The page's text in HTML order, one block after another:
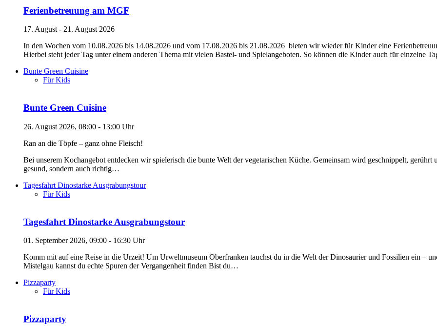
Ferienbetreuung am MGF
17. August - 21. August 2026
In den Wochen vom 10.08.2026 bis 14.08.2026 und vom 17.08.2026 bis 21.08.2026 bieten wir wieder für Kinder eine
Hierbei steht jeder Tag unter einem anderen Thema mit vielen Bastel- und Spielangeboten. So können die Kinder auch für einzelne
Bunte Green Cuisine
Für Kids
Bunte Green Cuisine
26. August 2026, 08:00 - 13:00 Uhr
Ran an die Töpfe – ganz ohne Fleisch!
Bei unserem Kochangebot entdecken wir spielerisch die bunte Welt der vegetarischen Küche. Gemeinsam wird geschnippelt,
gesund, sondern auch richtig…
Tagesfahrt Dinostarke Ausgrabungstour
Für Kids
Tagesfahrt Dinostarke Ausgrabungstour
01. September 2026, 09:00 - 16:30 Uhr
Komm mit auf eine Reise in die Urzeit! Um Urweltmuseum Oberfranken tauchst du in die Welt der Dinosaurier und Fossilien ein –
Mistelgau kannst du echte Spuren der Vergangenheit finden Bist du…
Pizzaparty
Für Kids
Pizzaparty